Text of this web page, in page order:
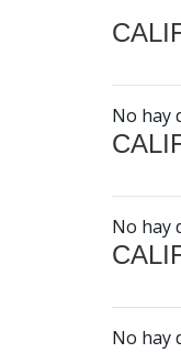
No hay
No hay
No hay